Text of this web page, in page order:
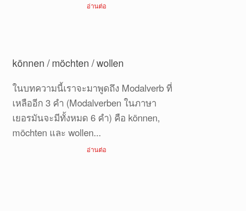
อ่านต่อ
können / möchten / wollen
ในบทความนี้เราจะมาพูดถึง Modalverb ที่
เหลืออีก 3 คำ (Modalverben ในภาษา
เยอรมันจะมีทั้งหมด 6 คำ) คือ können,
möchten และ wollen...
อ่านต่อ